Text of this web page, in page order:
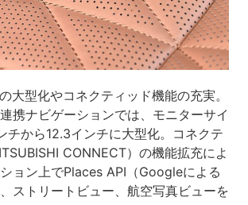
大型化やコネクティッド機能の充実。
携ナビゲーションでは、モニターサイ
チから12.3インチに大型化。コネクテ
CONNECT）の機能拡充によ
ョン上でPlaces API（Googleによる
ストリートビュー、航空写真ビューを